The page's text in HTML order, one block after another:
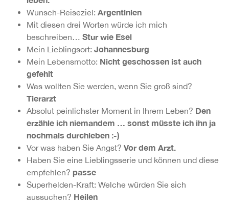
Wunsch-Reiseziel: Argentinien
Mit diesen drei Worten würde ich mich
beschreiben… Stur wie Esel
Mein Lieblingsort: Johannesburg
Mein Lebensmotto: Nicht geschossen ist auch
gefehlt
Was wollten Sie werden, wenn Sie groß sind?
Tierarzt
Absolut peinlichster Moment in Ihrem Leben? Den
erzähle ich niemandem … sonst müsste ich ihn ja
nochmals durchleben :-)
Vor was haben Sie Angst? Vor dem Arzt.
Haben Sie eine Lieblingsserie und können und diese
empfehlen? passe
Superhelden-Kraft: Welche würden Sie sich
aussuchen? Heilen